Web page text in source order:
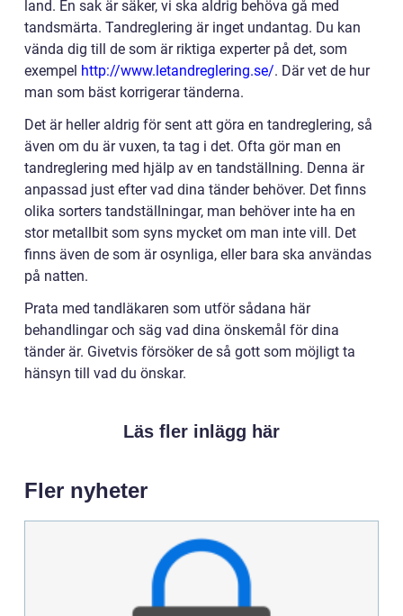
land. En sak är säker, vi ska aldrig behöva gå med
tandsmärta. Tandreglering är inget undantag. Du kan
vända dig till de som är riktiga experter på det, som
exempel http://www.letandreglering.se/. Där vet de hur
man som bäst korrigerar tänderna.
Det är heller aldrig för sent att göra en tandreglering, så
även om du är vuxen, ta tag i det. Ofta gör man en
tandreglering med hjälp av en tandställning. Denna är
anpassad just efter vad dina tänder behöver. Det finns
olika sorters tandställningar, man behöver inte ha en
stor metallbit som syns mycket om man inte vill. Det
finns även de som är osynliga, eller bara ska användas
på natten.
Prata med tandläkaren som utför sådana här
behandlingar och säg vad dina önskemål för dina
tänder är. Givetvis försöker de så gott som möjligt ta
hänsyn till vad du önskar.
Läs fler inlägg här
Fler nyheter